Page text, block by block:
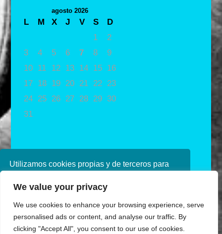
Utilizamos cookies propias y de terceros para
navegando, consideramos que acepta su uso.
política de cookies consulte nuestra
Política de
privacidad
We value your privacy
We use cookies to enhance your browsing experience, serve
personalised ads or content, and analyse our traffic. By
clicking "Accept All", you consent to our use of cookies.
agosto 2026
L M X J V S
D
1
2
3
4 5 6 7 8
9
10
11 12 13 14 15
16
17
18 19 20 21 22
23
24
25 26 27 28 29 30
31